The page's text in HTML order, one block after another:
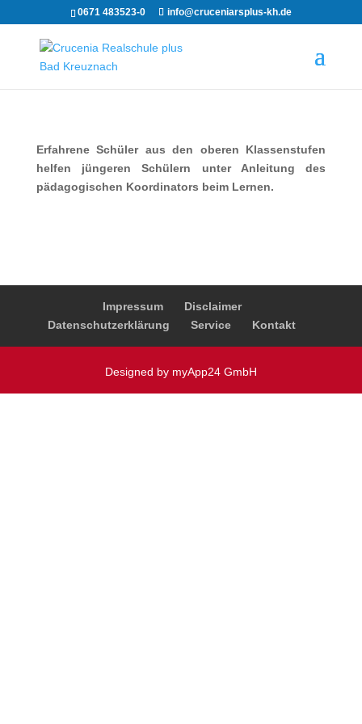
0671 483523-0 info@cruceniarsplus-kh.de
Erfahrene Schüler aus den oberen Klassenstufen
helfen jüngeren Schülern unter Anleitung des
pädagogischen Koordinators beim Lernen.
Impressum
Disclaimer
Datenschutzerklärung
Service Kontakt
Designed by myApp24 GmbH